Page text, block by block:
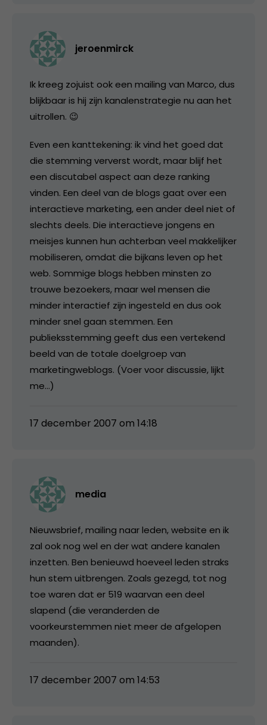
jeroenmirck
Ik kreeg zojuist ook een mailing van Marco, dus
blijkbaar is hij zijn kanalenstrategie nu aan het
uitrollen. 😉
Even een kanttekening: ik vind het goed dat
die stemming ververst wordt, maar blijf het
een discutabel aspect aan deze ranking
vinden. Een deel van de blogs gaat over een
interactieve marketing, een ander deel niet of
slechts deels. Die interactieve jongens en
meisjes kunnen hun achterban veel makkelijker
mobiliseren, omdat die bijkans leven op het
web. Sommige blogs hebben minsten zo
trouwe bezoekers, maar wel mensen die
minder interactief zijn ingesteld en dus ook
minder snel gaan stemmen. Een
publieksstemming geeft dus een vertekend
beeld van de totale doelgroep van
marketingweblogs. (Voer voor discussie, lijkt
me…)
17 december 2007 om 14:18
media
Nieuwsbrief, mailing naar leden, website en ik
zal ook nog wel en der wat andere kanalen
inzetten. Ben benieuwd hoeveel leden straks
hun stem uitbrengen. Zoals gezegd, tot nog
toe waren dat er 519 waarvan een deel
slapend (die veranderden de
voorkeurstemmen niet meer de afgelopen
maanden).
17 december 2007 om 14:53